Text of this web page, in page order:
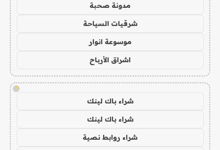
مدونة صحبة
شرقيات السياحة
موسوعة انوار
اشراق الأرباح
!
شراء باك لينك
شراء باك لينك
شراء روابط نصية